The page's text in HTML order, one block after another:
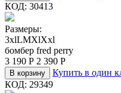
КОД: 30413
Размеры:
3xlLMXlXxl
бомбер fred perry
3 190 Р 2 390 Р
В корзину
Купить в один
КОД: 29349